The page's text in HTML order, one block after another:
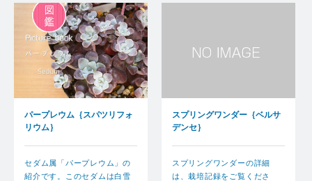
パープレウム｛スパツリフォ
リウム｝
セダム属「パープレウム」の
紹介です。このセダムは白雪
スプリングワンダー｛ベルサ
デンセ｝
スプリングワンダーの詳細
は、栽培記録をご覧くださ